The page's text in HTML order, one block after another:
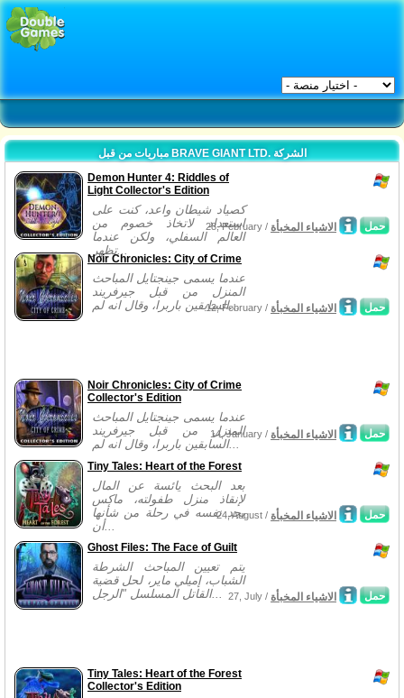
مباريات من قبل BRAVE GIANT LTD. الشركة
Demon Hunter 4: Riddles of
Light Collector's Edition
كصياد شيطان واعد، كنت على
استعداد لاتخاذ خصوم من
العالم السفلي، ولكن عندما
تظهر...
حمل 28, February / الاشياء المخبأة
Noir Chronicles: City of Crime
عندما يسمى جينجتايل المباحث
المنزل من قبل جيرفريند
السابقين باربرا، وقال انه لم...
حمل 12, February / الاشياء المخبأة
Noir Chronicles: City of Crime
Collector's Edition
عندما يسمى جينجتايل المباحث
المنزل من قبل جيرفريند
السابقين باربرا، وقال انه لم...
حمل 14, January / الاشياء المخبأة
Tiny Tales: Heart of the Forest
بعد البحث يائسة عن المال
لإنقاذ منزل طفولته، ماكس
يجد نفسه في رحلة من شأنها
أن...
حمل 24, August / الاشياء المخبأة
Ghost Files: The Face of Guilt
يتم تعيين المباحث الشرطة
الشباب، إميلي ماير، لحل قضية
القاتل المسلسل "الرجل...
حمل 27, July / الاشياء المخبأة
Tiny Tales: Heart of the Forest
Collector's Edition